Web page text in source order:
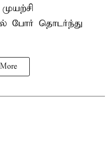
போர் தொடர்ந்து